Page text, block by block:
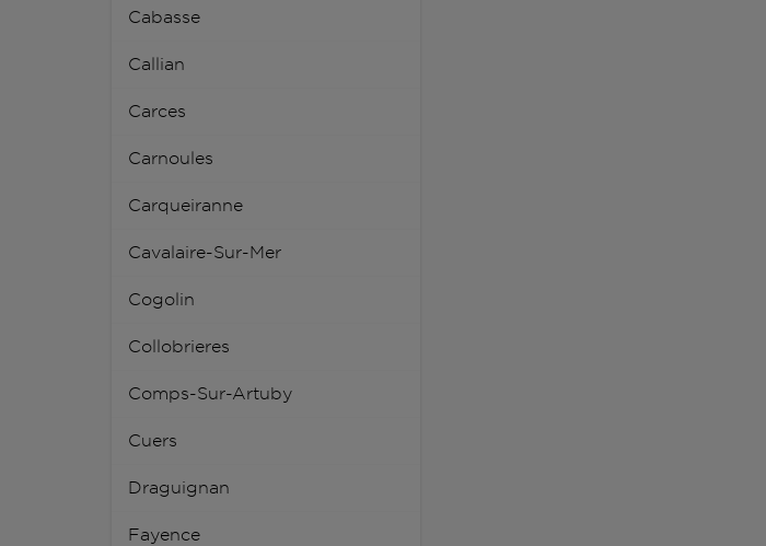
Cabasse
Callian
Carces
Carnoules
Carqueiranne
Cavalaire-Sur-Mer
Cogolin
Collobrieres
Comps-Sur-Artuby
Cuers
Draguignan
Fayence